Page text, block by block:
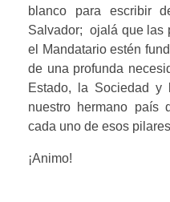
blanco para escribir
Salvador;  ojalá que
el Mandatario estén
de una profunda
Estado, la Sociedad y
nuestro hermano país
cada uno de esos
¡Animo!